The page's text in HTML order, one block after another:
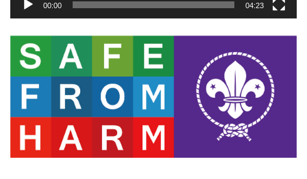
00:00 04:23